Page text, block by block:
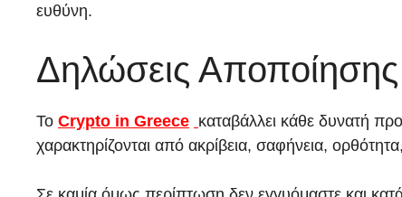
ευθύνη.
Δηλώσεις Αποποίησης
Το Crypto in Greece καταβάλλει κάθε δυνατή
χαρακτηρίζονται από ακρίβεια, σαφήνεια,